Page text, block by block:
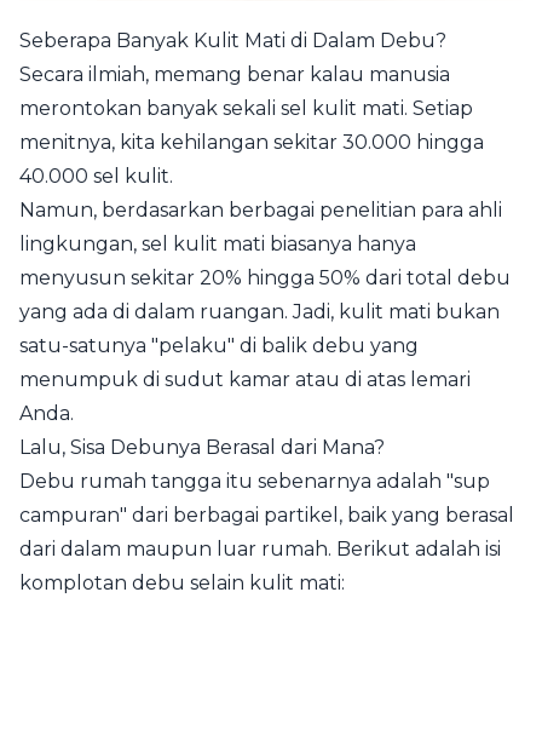
Seberapa Banyak Kulit Mati di Dalam Debu?
Secara ilmiah, memang benar kalau manusia
merontokan banyak sekali sel kulit mati. Setiap
menitnya, kita kehilangan sekitar 30.000 hingga
40.000 sel kulit.
Namun, berdasarkan berbagai penelitian para ahli
lingkungan, sel kulit mati biasanya hanya
menyusun sekitar 20% hingga 50% dari total debu
yang ada di dalam ruangan. Jadi, kulit mati bukan
satu-satunya "pelaku" di balik debu yang
menumpuk di sudut kamar atau di atas lemari
Anda.
Lalu, Sisa Debunya Berasal dari Mana?
Debu rumah tangga itu sebenarnya adalah "sup
campuran" dari berbagai partikel, baik yang berasal
dari dalam maupun luar rumah. Berikut adalah isi
komplotan debu selain kulit mati: